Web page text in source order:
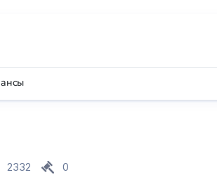
2332 0